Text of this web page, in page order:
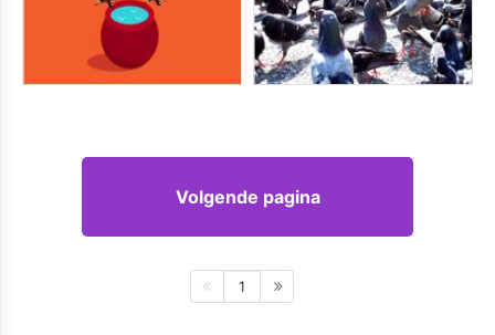
Volgende pagina
1